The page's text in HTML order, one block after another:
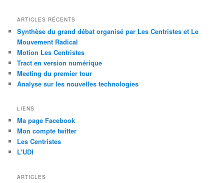
ARTICLES RÉCENTS
Synthèse du grand débat organisé par Les Centristes et Le
Mouvement Radical
Motion Les Centristes
Tract en version numérique
Meeting du premier tour
Analyse sur les nouvelles technologies
LIENS
Ma page Facebook
Mon compte twitter
Les Centristes
L'UDI
ARTICLES